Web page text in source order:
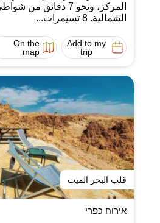
المركز، ونحو 7 دقائق
الشمالية. 8 تسيمرات...
Add to my
trip
On the
map
قلب البحر الميت
אירוח כפרי